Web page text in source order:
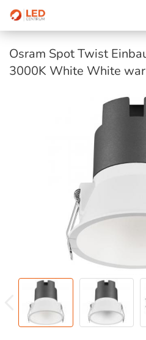
Osram Spot Twist
3000K White White